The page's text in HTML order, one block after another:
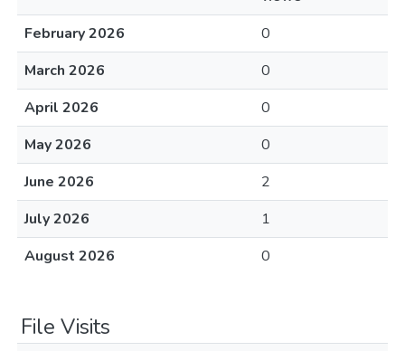
February 2026
0
March 2026
0
April 2026
0
May 2026
0
June 2026
2
July 2026
1
August 2026
0
File Visits